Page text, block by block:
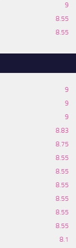
9
8.55
8.55
9
9
9
8.83
8.75
8.55
8.55
8.55
8.55
8.55
8.55
8.1